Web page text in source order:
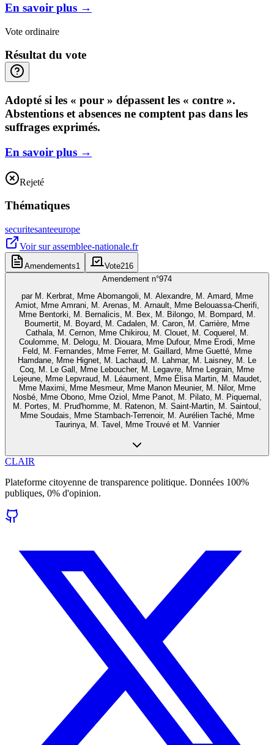
En savoir plus →
Vote ordinaire
Résultat du vote
Adopté si les « pour » dépassent les « contre ».
Abstentions et absences ne comptent pas dans les
suffrages exprimés.
En savoir plus →
Rejeté
Thématiques
securitesanteeurope
Voir surassemblee-nationale.fr
Amendements1 Vote216
Amendement n°974
par M. Kerbrat, Mme Abomangoli, M. Alexandre, M. Amard, Mme
Amiot, Mme Amrani, M. Arenas, M. Arnault, Mme Belouassa-Cherifi,
Mme Bentorki, M. Bernalicis, M. Bex, M. Bilongo, M. Bompard, M.
Boumertit, M. Boyard, M. Cadalen, M. Caron, M. Carrière, Mme
Cathala, M. Cernon, Mme Chikirou, M. Clouet, M. Coquerel, M.
Coulomme, M. Delogu, M. Diouara, Mme Dufour, Mme Erodi, Mme
Feld, M. Fernandes, Mme Ferrer, M. Gaillard, Mme Guetté, Mme
Hamdane, Mme Hignet, M. Lachaud, M. Lahmar, M. Laisney, M. Le
Coq, M. Le Gall, Mme Leboucher, M. Legavre, Mme Legrain, Mme
Lejeune, Mme Lepvraud, M. Léaument, Mme Élisa Martin, M. Maudet,
Mme Maximi, Mme Mesmeur, Mme Manon Meunier, M. Nilor, Mme
Nosbé, Mme Obono, Mme Oziol, Mme Panot, M. Pilato, M. Piquemal,
M. Portes, M. Prud'homme, M. Ratenon, M. Saint-Martin, M. Saintoul,
Mme Soudais, Mme Stambach-Terrenoir, M. Aurélien Taché, Mme
Taurinya, M. Tavel, Mme Trouvé et M. Vannier
CLAIR
Plateforme citoyenne de transparence politique. Données 100%
publiques, 0% d'opinion.